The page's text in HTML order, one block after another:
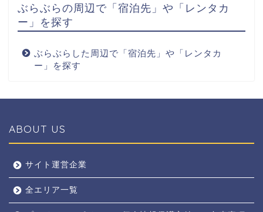
ぶらぶらの周辺で「宿泊先」や「レンタカ
ー」を探す
ぶらぶらした周辺で「宿泊先」や「レンタカ
ー」を探す
ABOUT US
サイト運営企業
全エリア一覧